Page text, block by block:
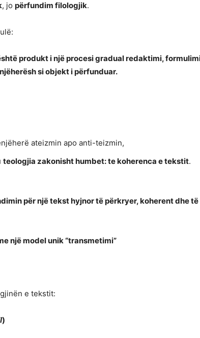
, jo përfundim filologjik.
produkt i një procesi gradual redaktimi,
si objekt i përfunduar.
ateizmin apo anti-teizmin,
teologjia zakonisht humbet: te koherenca e tekstit.
për një tekst hyjnor të përkryer, koherent dhe të
një model unik “transmetimi”
e tekstit:
)